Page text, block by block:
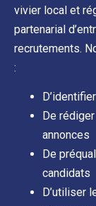
vivier local et
partenarial
recrutements.
:
De
annonces
De
candidats
D’utiliser